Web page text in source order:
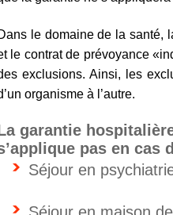
le domaine de la santé,
le contrat de prévoyance
exclusions. Ainsi, les
organisme à l’autre.
garantie
pas en cas
Séjour en